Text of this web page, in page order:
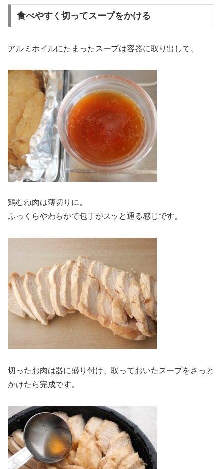
食べやすく切ってスープをかける
アルミホイルにたまったスープは容器に取り出して、
鶏むね肉は薄切りに。
ふっくらやわらかで包丁がスッと通る感じです。
切ったお肉は器に盛り付け、取っておいたスープをさっと
かけたら完成です。